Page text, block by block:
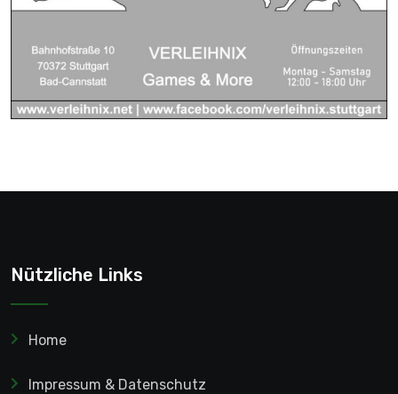
Nützliche Links
Home
Impressum & Datenschutz